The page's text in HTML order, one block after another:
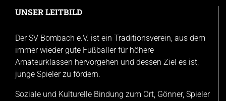
UNSER LEITBILD
Der SV Bombach e.V. ist ein Traditionsverein, aus dem
immer wieder gute Fußballer für höhere
Amateurklassen hervorgehen und dessen Ziel es ist,
junge Spieler zu fördern.
Soziale und Kulturelle Bindung zum Ort, Gönner, Spieler